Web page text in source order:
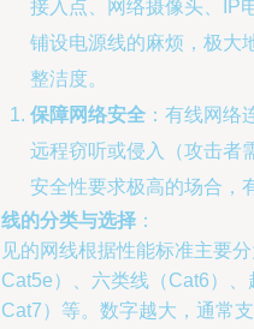
接入点、网络摄像头、IP
铺设电源线的麻烦，极大
整洁度。
保障网络安全 ：有线网络
远程窃听或侵入（攻击者
安全性要求极高的场合，
的分类与选择 ：
的网线根据性能标准主要
）、六类线（Cat6）
）等。数字越大，通常